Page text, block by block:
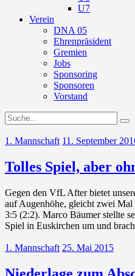
U7
Verein
DNA 05
Ehrenpräsident
Gremien
Jobs
Sponsoring
Sponsoren
Vorstand
1. Mannschaft 11. September
Tolles Spiel, aber
Gegen den VfL After bietet
auf Augenhöhe, gleicht zwei
3:5 (2:2). Marco Bäumer stellte
Spiel in Euskirchen um und
1. Mannschaft 25. Mai 2015